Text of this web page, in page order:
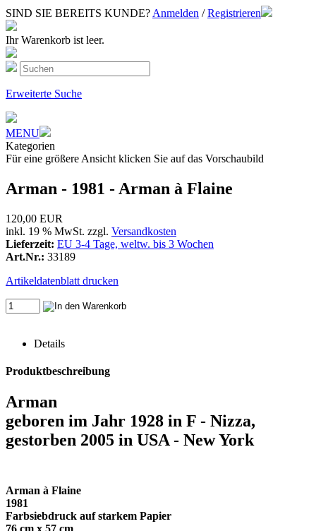
SIND SIE BEREITS KUNDE? Anmelden / Registrieren
Ihr Warenkorb ist leer.
Erweiterte Suche
MENU
Kategorien
Für eine größere Ansicht klicken Sie auf das Vorschaubild
Arman - 1981 - Arman à Flaine
120,00 EUR
inkl. 19 % MwSt. zzgl. Versandkosten
Lieferzeit: EU 3-4 Tage, weltw. bis 3 Wochen
Art.Nr.: 33189
Artikeldatenblatt drucken
Details
Produktbeschreibung
Arman
geboren im Jahr 1928 in F - Nizza,
gestorben 2005 in USA - New York
Arman à Flaine
1981
Farbsiebdruck auf starkem Papier
76 cm x 57 cm